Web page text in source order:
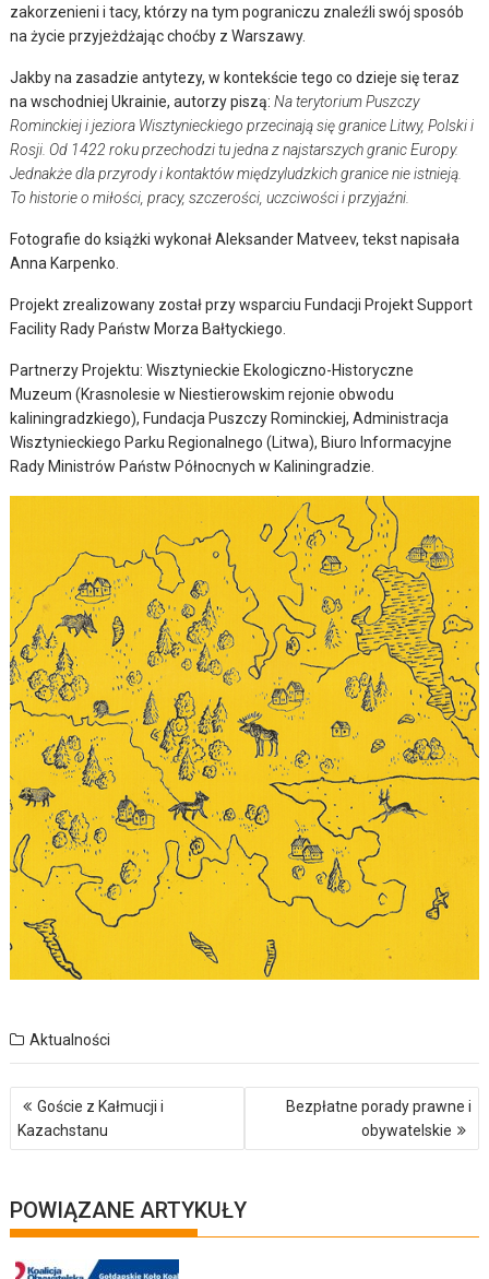
zakorzenieni i tacy, którzy na tym pograniczu znaleźli swój sposób
na życie przyjeżdżając choćby z Warszawy.
Jakby na zasadzie antytezy, w kontekście tego co dzieje się teraz
na wschodniej Ukrainie, autorzy piszą:Na terytorium Puszczy
Rominckiej i jeziora Wisztynieckiego przecinają się granice Litwy, Polski i
Rosji. Od 1422 roku przechodzi tu jedna z najstarszych granic Europy.
Jednakże dla przyrody i kontaktów międzyludzkich granice nie istnieją.
To historie o miłości, pracy, szczerości, uczciwości i przyjaźni.
Fotografie do książki wykonał Aleksander Matveev, tekst napisała
Anna Karpenko.
Projekt zrealizowany został przy wsparciu Fundacji Projekt Support
Facility Rady Państw Morza Bałtyckiego.
Partnerzy Projektu: Wisztynieckie Ekologiczno-Historyczne
Muzeum (Krasnolesie w Niestierowskim rejonie obwodu
kaliningradzkiego), Fundacja Puszczy Rominckiej, Administracja
Wisztynieckiego Parku Regionalnego (Litwa), Biuro Informacyjne
Rady Ministrów Państw Północnych w Kaliningradzie.
Aktualności
Nawigacja
wpisu
Goście z Kałmucji i
Kazachstanu
Bezpłatne porady prawne i
obywatelskie
POWIĄZANE ARTYKUŁY